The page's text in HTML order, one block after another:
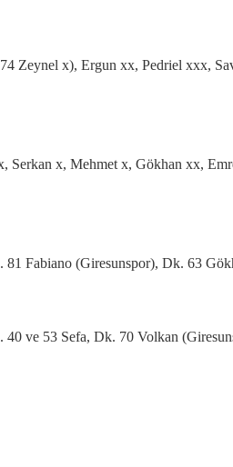
Zeynel x), Ergun xx, Pedriel xxx,
Serkan x, Mehmet x, Gökhan xx,
81 Fabiano (Giresunspor), Dk. 63
ve 53 Sefa, Dk. 70 Volkan